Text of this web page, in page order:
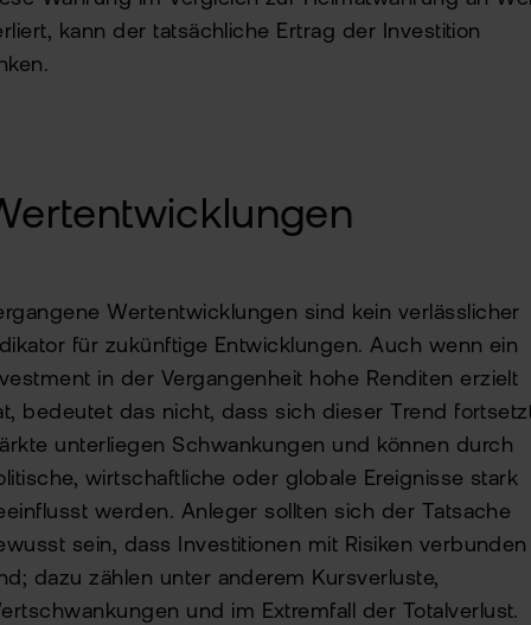
kann der tatsächliche Ertrag der Investition
Wertentwicklungen sind kein verlässlicher
für zukünftige Entwicklungen. Auch wenn ein
in der Vergangenheit hohe Renditen erzielt
bedeutet das nicht, dass sich dieser Trend
unterliegen Schwankungen und können durch
wirtschaftliche oder globale Ereignisse stark
werden. Anleger sollten sich der Tatsache
sein, dass Investitionen mit Risiken verbunden
dazu zählen unter anderem Kursverluste,
und im Extremfall der Totalverlust.